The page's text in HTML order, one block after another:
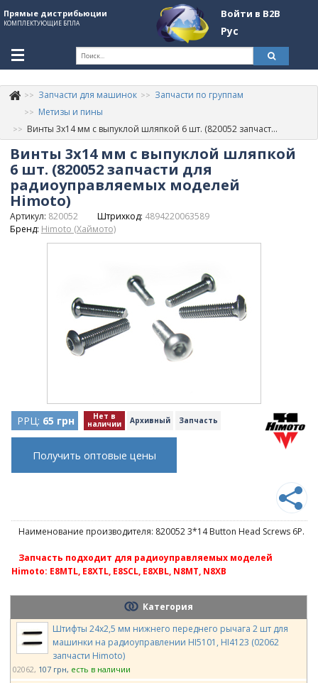
Прямые дистрибьюции
КОМПЛЕКТУЮЩИЕ БПЛА
Войти в B2B
Рус
+380507774092
Информация о компании
About Company
Обзоры
Категории
Стать партнером
Запчасти для машинок
Запчасти по группам
Метизы и пины
Винты 3х14 мм с выпуклой шляпкой 6 шт. (820052 запчасти для радиоуправляемых моделей Himoto)
Винты 3х14 мм с выпуклой шляпкой
6 шт. (820052 запчасти для
радиоуправляемых моделей
Himoto)
Артикул: 820052 Штрихкод: 4894220063589
Бренд: Himoto (Хаймото)
РРЦ: 65 грн Нет в
наличии Архивный Запчасть
Получить оптовые цены
Наименование производителя: 820052 3*14 Button Head Screws 6P.
Запчасть подходит для радиоуправляемых моделей
Himoto: E8MTL, E8XTL, E8SCL, E8XBL, N8MT, N8XB
Категория
Штифты 24х2,5 мм нижнего переднего рычага 2 шт для
машинки на радиоуправлении HI5101, HI4123 (02062
запчасти Himoto)
02062 107 грн есть в наличии